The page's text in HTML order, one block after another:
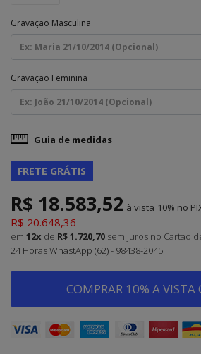
Gravação Masculina
Gravação Feminina
Guia de medidas
FRETE GRÁTIS
R$ 18.583,52 à vista 10%
R$ 20.648,36
em 12x de R$ 1.720,70 sem juros no Cartao
24 Horas WhastApp (62) - 98438-2045
COMPRAR 10% A VISTA